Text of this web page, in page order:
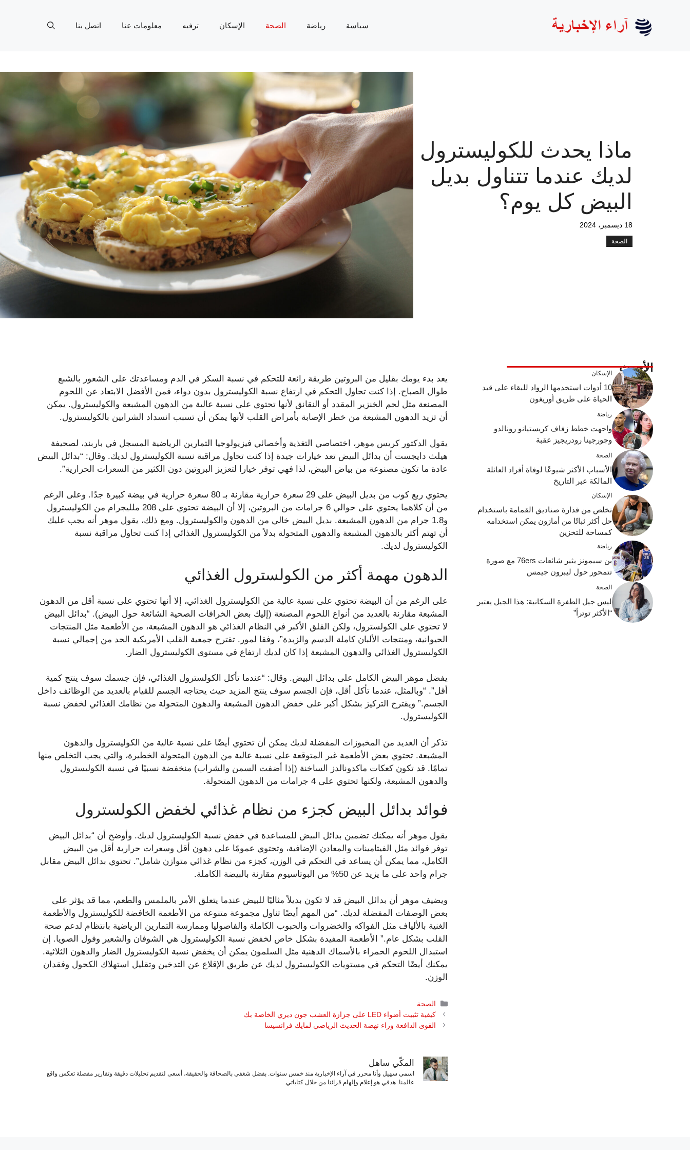
سياسة رياضة الصحة الإسكان ترفيه معلومات عنا اتصل بنا
ماذا يحدث للكوليسترول
لديك عندما تتناول بديل
البيض كل يوم؟
18 ديسمبر، 2024
الصحة
يعد بدء يومك بقليل من البروتين طريقة رائعة للتحكم في نسبة السكر في الدم ومساعدتك على الشعور بالشبع
طوال الصباح. إذا كنت تحاول التحكم في ارتفاع نسبة الكوليسترول بدون دواء، فمن الأفضل الابتعاد عن اللحوم
المصنعة مثل لحم الخنزير المقدد أو النقانق لأنها تحتوي على نسبة عالية من الدهون المشبعة والكوليسترول. يمكن
أن تزيد الدهون المشبعة من خطر الإصابة بأمراض القلب لأنها يمكن أن تسبب انسداد الشرايين بالكوليسترول.
يقول الدكتور كريس موهر، اختصاصي التغذية وأخصائي فيزيولوجيا التمارين الرياضية المسجل في باربند، لصحيفة
هيلث دايجست أن بدائل البيض تعد خيارات جيدة إذا كنت تحاول مراقبة نسبة الكوليسترول لديك. وقال: “بدائل البيض
عادة ما تكون مصنوعة من بياض البيض، لذا فهي توفر خيارا لتعزيز البروتين دون الكثير من السعرات الحرارية”.
يحتوي ربع كوب من بديل البيض على 29 سعرة حرارية مقارنة بـ 80 سعرة حرارية في بيضة كبيرة جدًا. وعلى الرغم
من أن كلاهما يحتوي على حوالي 6 جرامات من البروتين، إلا أن البيضة تحتوي على 208 ملليجرام من الكوليسترول
و1.8 جرام من الدهون المشبعة. بديل البيض خالي من الدهون والكوليسترول. ومع ذلك، يقول موهر أنه يجب عليك
أن تهتم أكثر بالدهون المشبعة والدهون المتحولة بدلاً من الكوليسترول الغذائي إذا كنت تحاول مراقبة نسبة
الكوليسترول لديك.
الدهون مهمة أكثر من الكولسترول الغذائي
على الرغم من أن البيضة تحتوي على نسبة عالية من الكوليسترول الغذائي، إلا أنها تحتوي على نسبة أقل من الدهون
المشبعة مقارنة بالعديد من أنواع اللحوم المصنعة (إليك بعض الخرافات الصحية الشائعة حول البيض). “بدائل البيض
لا تحتوي على الكولسترول، ولكن القلق الأكبر في النظام الغذائي هو الدهون المشبعة، من الأطعمة مثل المنتجات
الحيوانية، ومنتجات الألبان كاملة الدسم والزبدة”، وفقا لمور. تقترح جمعية القلب الأمريكية الحد من إجمالي نسبة
الكوليسترول الغذائي والدهون المشبعة إذا كان لديك ارتفاع في مستوى الكوليسترول الضار.
يفضل موهر البيض الكامل على بدائل البيض. وقال: “عندما تأكل الكولسترول الغذائي، فإن جسمك سوف ينتج كمية
أقل”. “وبالمثل، عندما تأكل أقل، فإن الجسم سوف ينتج المزيد حيث يحتاجه الجسم للقيام بالعديد من الوظائف داخل
الجسم.” ويقترح التركيز بشكل أكبر على خفض الدهون المشبعة والدهون المتحولة من نظامك الغذائي لخفض نسبة
الكوليسترول.
تذكر أن العديد من المخبوزات المفضلة لديك يمكن أن تحتوي أيضًا على نسبة عالية من الكوليسترول والدهون
المشبعة. تحتوي بعض الأطعمة غير المتوقعة على نسبة عالية من الدهون المتحولة الخطيرة، والتي يجب التخلص منها
تمامًا. قد تكون كعكات ماكدونالدز الساخنة (إذا أضفت السمن والشراب) منخفضة نسبيًا في نسبة الكوليسترول
والدهون المشبعة، ولكنها تحتوي على 4 جرامات من الدهون المتحولة.
فوائد بدائل البيض كجزء من نظام غذائي لخفض الكولسترول
يقول موهر أنه يمكنك تضمين بدائل البيض للمساعدة في خفض نسبة الكوليسترول لديك. وأوضح أن “بدائل البيض
توفر فوائد مثل الفيتامينات والمعادن الإضافية، وتحتوي عمومًا على دهون أقل وسعرات حرارية أقل من البيض
الكامل، مما يمكن أن يساعد في التحكم في الوزن، كجزء من نظام غذائي متوازن شامل”. تحتوي بدائل البيض مقابل
جرام واحد على ما يزيد عن 50% من البوتاسيوم مقارنة بالبيضة الكاملة.
ويضيف موهر أن بدائل البيض قد لا تكون بديلاً مثاليًا للبيض عندما يتعلق الأمر بالملمس والطعم، مما قد يؤثر على
بعض الوصفات المفضلة لديك. “من المهم أيضًا تناول مجموعة متنوعة من الأطعمة الخافضة للكوليسترول والأطعمة
الغنية بالألياف مثل الفواكه والخضروات والحبوب الكاملة والفاصوليا وممارسة التمارين الرياضية بانتظام لدعم صحة
القلب بشكل عام.” الأطعمة المفيدة بشكل خاص لخفض نسبة الكوليسترول هي الشوفان والشعير وفول الصويا. إن
استبدال اللحوم الحمراء بالأسماك الدهنية مثل السلمون يمكن أن يخفض نسبة الكوليسترول الضار والدهون الثلاثية.
يمكنك أيضًا التحكم في مستويات الكوليسترول لديك عن طريق الإقلاع عن التدخين وتقليل استهلاك الكحول وفقدان
الوزن.
التصنيفات
الصحة
كيفية تثبيت أضواء LED على جزازة العشب جون ديري الخاصة بك
القوى الدافعة وراء نهضة الحديث الرياضي لمايك فرانسيسا
المكّي ساهل
اسمي سهيل وأنا محرر في آراء الإخبارية منذ خمس سنوات. بفضل شغفي بالصحافة والحقيقة، أسعى لتقديم تحليلات دقيقة وتقارير مفصلة تعكس واقع
عالمنا. هدفي هو إعلام وإلهام قرائنا من خلال كتاباتي.
الأحدث الإسكان
10 أدوات استخدمها الرواد للبقاء على قيد
الحياة على طريق أوريغون
رياضة
واجهت خطط زفاف كريستيانو رونالدو
وجورجينا رودريجيز عقبة
الصحة
الأسباب الأكثر شيوعًا لوفاة أفراد العائلة
المالكة عبر التاريخ
الإسكان
تخلص من قذارة صناديق القمامة باستخدام
حل أكثر ثباتًا من أمازون يمكن استخدامه
كمساحة للتخزين
رياضة
بن سيمونز يثير شائعات 76ers مع صورة
تتمحور حول ليبرون جيمس
الصحة
ليس جيل الطفرة السكانية: هذا الجيل يعتبر
“الأكثر توتراً”